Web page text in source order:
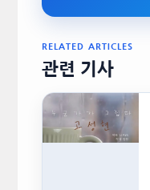
RELATED ARTICLES
관련 기사